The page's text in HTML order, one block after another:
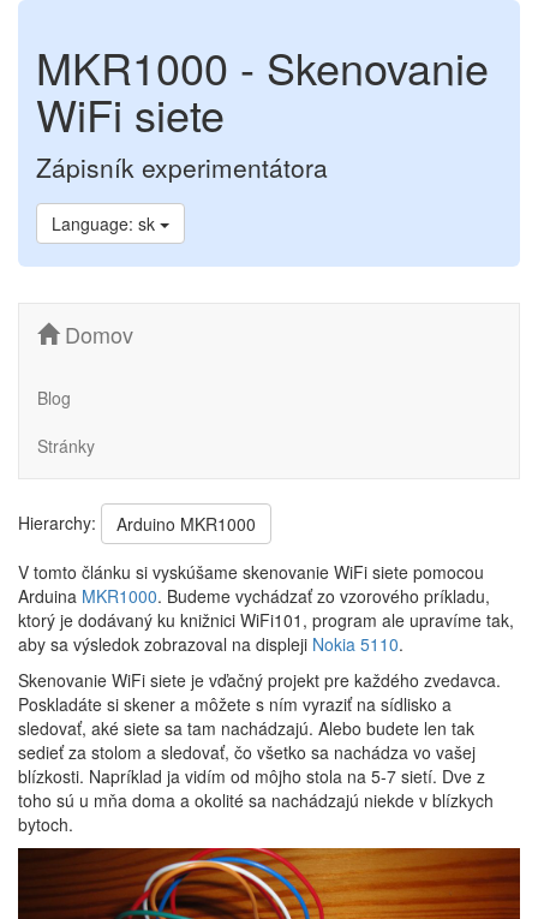
MKR1000 - Skenovanie
WiFi siete
Zápisník experimentátora
Language: sk
Domov
Blog
Stránky
Hierarchy:
Arduino MKR1000
V tomto článku si vyskúšame skenovanie WiFi siete pomocou
Arduina MKR1000. Budeme vychádzať zo vzorového príkladu,
ktorý je dodávaný ku knižnici WiFi101, program ale upravíme tak,
aby sa výsledok zobrazoval na displeji Nokia 5110.
Skenovanie WiFi siete je vďačný projekt pre každého zvedavca.
Poskladáte si skener a môžete s ním vyraziť na sídlisko a
sledovať, aké siete sa tam nachádzajú. Alebo budete len tak
sedieť za stolom a sledovať, čo všetko sa nachádza vo vašej
blízkosti. Napríklad ja vidím od môjho stola na 5-7 sietí. Dve z
toho sú u mňa doma a okolité sa nachádzajú niekde v blízkych
bytoch.